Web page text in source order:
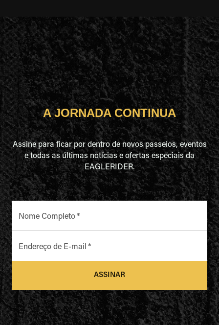
A JORNADA CONTINUA
Assine para ficar por dentro de novos passeios, eventos
e todas as últimas notícias e ofertas especiais da
EAGLERIDER.
Nome Completo*
Endereço de E-mail *
ASSINAR